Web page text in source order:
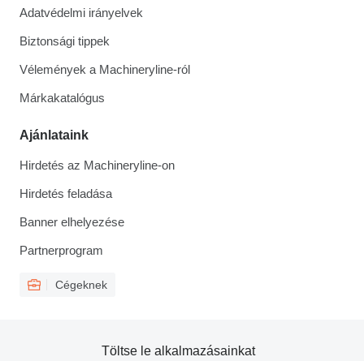
Adatvédelmi irányelvek
Biztonsági tippek
Vélemények a Machineryline-ról
Márkakatalógus
Ajánlataink
Hirdetés az Machineryline-on
Hirdetés feladása
Banner elhelyezése
Partnerprogram
Cégeknek
Töltse le alkalmazásainkat